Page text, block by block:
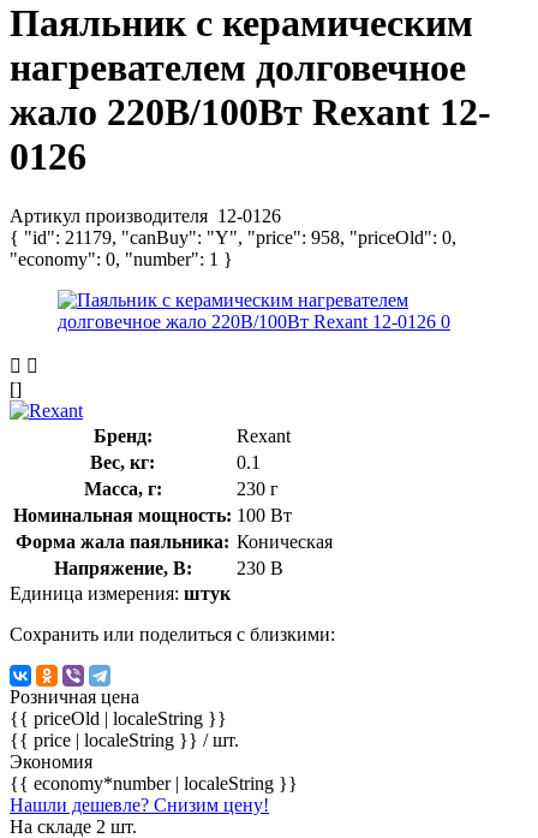
Паяльник с керамическим
нагревателем долговечное
жало 220В/100Вт Rexant 12-
0126
Артикул производителя 12-0126
{ "id": 21179, "canBuy": "Y", "price": 958, "priceOld": 0,
"economy": 0, "number": 1 }
[]
Бренд:
Rexant
Вес, кг:
0.1
Масса, г:
230 г
Номинальная мощность: 100 Вт
Форма жала паяльника: Коническая
Напряжение, В:
230 В
Единица измерения: штук
Сохранить или поделиться с близкими:
Розничная цена
{{ priceOld | localeString }}
{{ price | localeString }} / шт.
Экономия
{{ economy*number | localeString }}
Нашли дешевле? Снизим цену!
На складе 2 шт.